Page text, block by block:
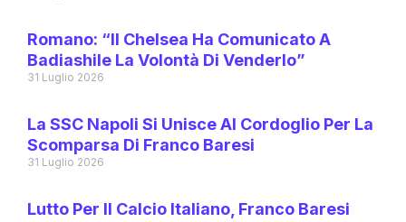
Romano: “Il Chelsea Ha Comunicato A
Badiashile La Volontà Di Venderlo”
31 Luglio 2026
La SSC Napoli Si Unisce Al Cordoglio Per La
Scomparsa Di Franco Baresi
31 Luglio 2026
Lutto Per Il Calcio Italiano, Franco Baresi